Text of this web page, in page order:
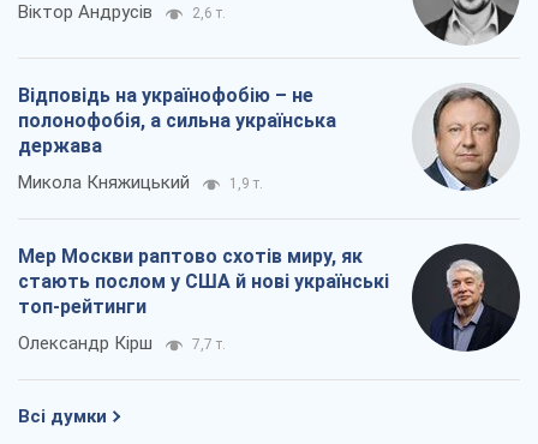
Віктор Андрусів 2,6 т.
Відповідь на українофобію – не
полонофобія, а сильна українська
держава
Микола Княжицький 1,9 т.
Мер Москви раптово схотів миру, як
стають послом у США й нові українські
топ-рейтинги
Олександр Кірш 7,7 т.
Всі думки